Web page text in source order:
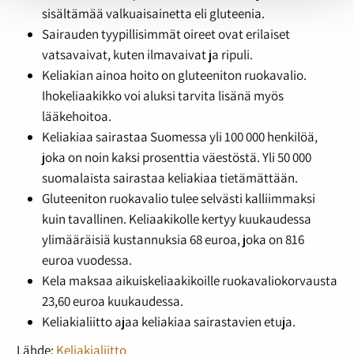
sisältämää valkuaisainetta eli gluteenia.
Sairauden tyypillisimmät oireet ovat erilaiset
vatsavaivat, kuten ilmavaivat ja ripuli.
Keliakian ainoa hoito on gluteeniton ruokavalio.
Ihokeliaakikko voi aluksi tarvita lisänä myös
lääkehoitoa.
Keliakiaa sairastaa Suomessa yli 100 000 henkilöä,
joka on noin kaksi prosenttia väestöstä. Yli 50 000
suomalaista sairastaa keliakiaa tietämättään.
Gluteeniton ruokavalio tulee selvästi kalliimmaksi
kuin tavallinen. Keliaakikolle kertyy kuukaudessa
ylimääräisiä kustannuksia 68 euroa, joka on 816
euroa vuodessa.
Kela maksaa aikuiskeliaakikoille ruokavaliokorvausta
23,60 euroa kuukaudessa.
Keliakialiitto ajaa keliakiaa sairastavien etuja.
Lähde: Keliakialiitto